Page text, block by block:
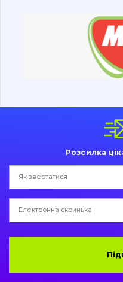
Електрообладнання
Розсилка